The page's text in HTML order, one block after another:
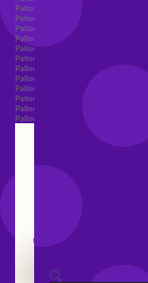
Palloncini comunione shape
Palloncini Cresima shape
Palloncini laurea shape
Palloncini compleanno shape
Palloncini 18 anni shape
Palloncini 30 anni shape
Palloncini 40 anni shape
Palloncini 50 anni shape
Palloncini 60/70/80/90/100 anni shape
Palloncini Matrimonio shape
Palloncini Anniversario shape
Palloncini generici shape